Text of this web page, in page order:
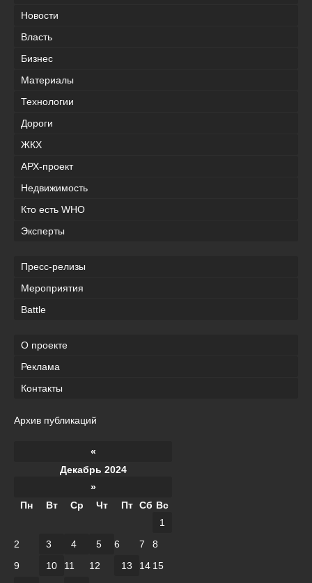
Новости
Власть
Бизнес
Материалы
Технологии
Дороги
ЖКХ
АРХ-проект
Недвижимость
Кто есть WHO
Эксперты
Пресс-релизы
Мероприятия
Battle
О проекте
Реклама
Контакты
Архив публикаций
«
Декабрь 2024
»
Пн
Вт Ср Чт Пт Сб Вс
1
2
3 4 5 6 7
8
9
10 11 12 13 14 15